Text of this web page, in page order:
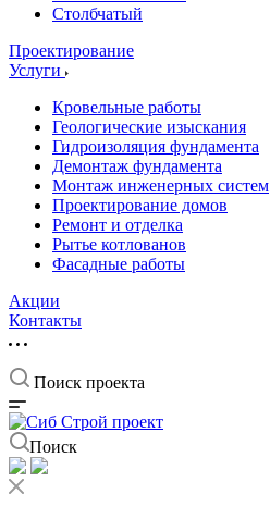
Столбчатый
Проектирование
Услуги
Кровельные работы
Геологические изыскания
Гидроизоляция фундамента
Демонтаж фундамента
Монтаж инженерных систем
Проектирование домов
Ремонт и отделка
Рытье котлованов
Фасадные работы
Акции
Контакты
Поиск проекта
Поиск